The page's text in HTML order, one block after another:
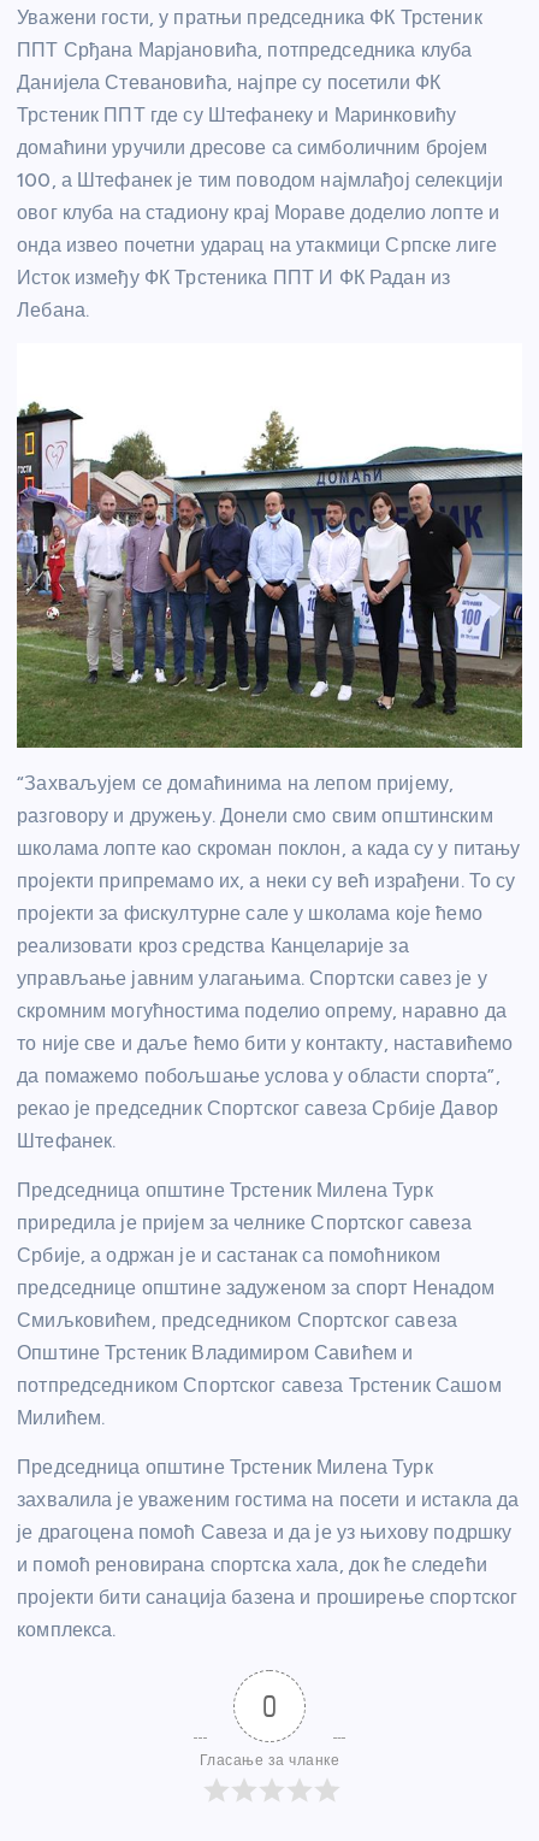
Уважени гости, у пратњи председника ФК Трстеник
ППТ Срђана Марјановића, потпредседника клуба
Данијела Стевановића, најпре су посетили ФК
Трстеник ППТ где су Штефанеку и Маринковићу
домаћини уручили дресове са симболичним бројем
100, а Штефанек је тим поводом најмлађој селекцији
овог клуба на стадиону крај Мораве доделио лопте и
онда извео почетни ударац на утакмици Српске лиге
Исток између ФК Трстеника ППТ И ФК Радан из
Лебана.
“Захваљујем се домаћинима на лепом пријему,
разговору и дружењу. Донели смо свим општинским
школама лопте као скроман поклон, а када су у питању
пројекти припремамо их, а неки су већ израђени. То су
пројекти за фискултурне сале у школама које ћемо
реализовати кроз средства Канцеларије за
управљање јавним улагањима. Спортски савез је у
скромним могућностима поделио опрему, наравно да
то није све и даље ћемо бити у контакту, наставићемо
да помажемо побољшање услова у области спорта”,
рекао је председник Спортског савеза Србије Давор
Штефанек.
Председница општине Трстеник Милена Турк
приредила је пријем за челнике Спортског савеза
Србије, а одржан је и састанак са помоћником
председнице општине задуженом за спорт Ненадом
Смиљковићем, председником Спортског савеза
Општине Трстеник Владимиром Савићем и
потпредседником Спортског савеза Трстеник Сашом
Милићем.
Председница општине Трстеник Милена Турк
захвалила је уваженим гостима на посети и истакла да
је драгоцена помоћ Савеза и да је уз њихову подршку
и помоћ реновирана спортска хала, док ће следећи
пројекти бити санација базена и проширење спортског
комплекса.
0
Гласање за чланке